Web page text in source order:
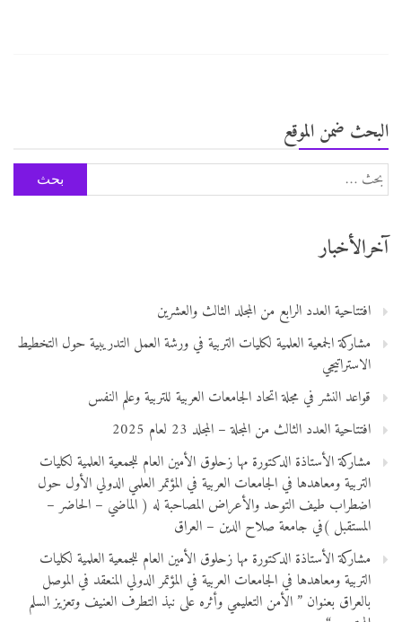
البحث ضمن الموقع
البحث
عن:
آخرالأخبار
افتتاحية العدد الرابع من المجلد الثالث والعشرين
مشاركة الجمعية العلمية لكليات التربية في ورشة العمل التدريبية حول التخطيط
الاستراتيجي
قواعد النشر في مجلة اتحاد الجامعات العربية للتربية وعلم النفس
افتتاحية العدد الثالث من المجلة – المجلد 23 لعام 2025
مشاركة الأستاذة الدكتورة مها زحلوق الأمين العام للجمعية العلمية لكليات
التربية ومعاهدها في الجامعات العربية في المؤتمر العلمي الدولي الأول حول
اضطراب طيف التوحد والأعراض المصاحبة له ( الماضي – الحاضر –
المستقبل )في جامعة صلاح الدين – العراق
مشاركة الأستاذة الدكتورة مها زحلوق الأمين العام للجمعية العلمية لكليات
التربية ومعاهدها في الجامعات العربية في المؤتمر الدولي المنعقد في الموصل
بالعراق بعنوان ” الأمن التعليمي وأثره على نبذ التطرف العنيف وتعزيز السلم